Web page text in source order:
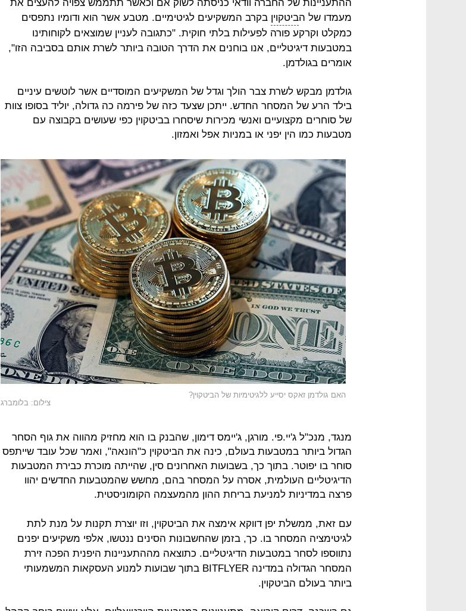
ההתעניינות של החברה וודאי כניסתה לשוק אם וכאשר תתממש צפויה להעצים את
מעמדו של הביטקוין בקרב המשקיעים לגיטימיים. מטבע אשר הוא ודומיו נתפסים
כמקלט וקרקע פורה לפעילות בלתי חוקית. "כתגובה לעניין שמוצאים לקוחותינו
במטבעות דיגיטליים, אנו בוחנים את הדרך הטובה ביותר לשרת אותם בסביבה הזו",
אומרים בגולדמן.
גולדמן מבקש לשרת צבר הולך וגדל של המשקיעים המוסדיים אשר לוטשים עיניים
בילד הרע של המסחר החדש. ייתכן שצעד כזה של פירמה כה גדולה, יוליד בסופו צוות
של סוחרים מקצועיים ואנשי מכירות שיסחרו בביטקוין כפי שעושים בקבוצה עם
מטבעות כמו הין יפני או במניות אפל ואמזון.
האם גולדמן זאקס יסייע ללגיטימיות של הביטקוין?
צילום: בלומברג
מנגד, מנכ"ל ג'יי.פי. מורגן, ג'יימס דימון, שהבנק בו הוא מחזיק מהווה את גוף הסחר
הגדול ביותר במטבעות בעולם, כינה את הביטקוין כ"הונאה", ואמר שכל עובד שייתפס
סוחר בו יפוטר. בתוך כך, בשבועות האחרונים סין, שהייתה מוכרת כבירת המטבעות
הדיגיטליים העולמית, אסרה על המסחר בהם, מחשש שהמטבעות החדשים יהוו
פרצה במדיניות למניעת בריחת ההון מהמעצמה הקומוניסטית.
עם זאת, ממשלת יפן דווקא אימצה את הביטקוין, וזו יוצרת תקנות על מנת לתת
לגיטימציה המסחר בו. כך, בזמן שהחשבונות הסינים ננטשו, אלפי משקיעים יפנים
נתווספו לסחר במטבעות הדיגיטליים. כתוצאה מההתעניינות היפנית הפכה זירת
המסחר הגדולה במדינה BITFLYER בתוך שבועות למנוע העסקאות המשמעותי
ביותר בעולם הביטקוין.